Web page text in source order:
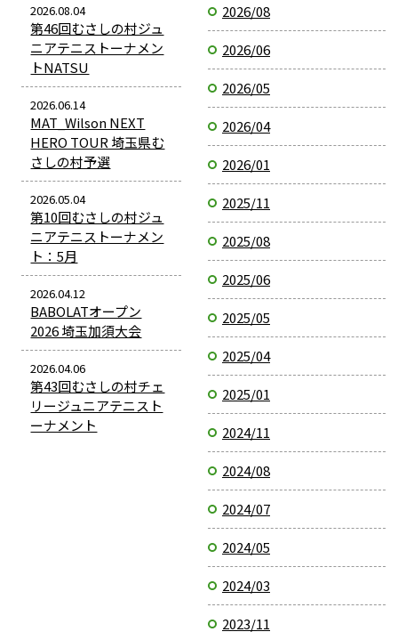
2026.08.04
第46回むさしの村ジュ
ニアテニストーナメン
トNATSU
2026.06.14
MAT_Wilson NEXT
HERO TOUR 埼玉県む
さしの村予選
2026.05.04
第10回むさしの村ジュ
ニアテニストーナメン
ト：5月
2026.04.12
BABOLATオープン
2026 埼玉加須大会
2026.04.06
第43回むさしの村チェ
リージュニアテニスト
ーナメント
2026/08
2026/06
2026/05
2026/04
2026/01
2025/11
2025/08
2025/06
2025/05
2025/04
2025/01
2024/11
2024/08
2024/07
2024/05
2024/03
2023/11